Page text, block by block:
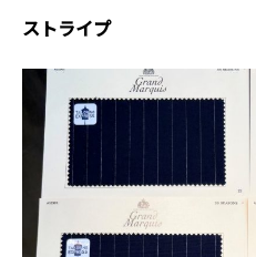
ストライプ